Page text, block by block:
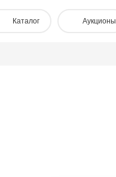
Каталог Аукционы